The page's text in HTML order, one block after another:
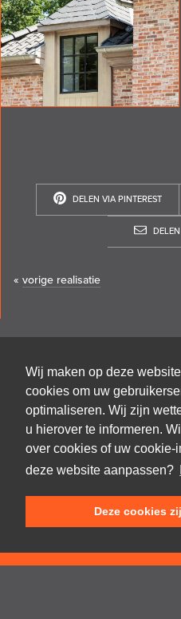
Wij maken op deze
cookies om uw
optimaliseren. Wij zijn
u hierover te informeren.
over cookies of uw cookie-
deze website aanpassen?
Deze cookies
DELEN VIA PINTEREST
« vorige realisatie
Architectenbureau Frank
9700 Oudenaarde
T +32 (0)55 45 53 63
Speldenstraat 10